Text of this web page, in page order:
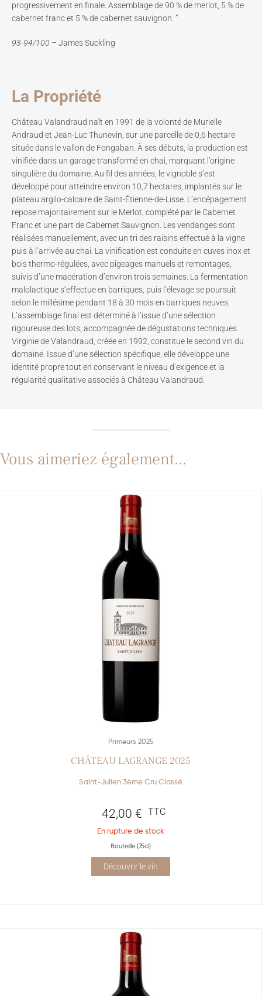
progressivement en finale. Assemblage de 90 % de merlot, 5 % de
cabernet franc et 5 % de cabernet sauvignon. ”
93-94/100 – James Suckling
La Propriété
Château Valandraud naît en 1991 de la volonté de Murielle
Andraud et Jean-Luc Thunevin, sur une parcelle de 0,6 hectare
située dans le vallon de Fongaban. À ses débuts, la production est
vinifiée dans un garage transformé en chai, marquant l’origine
singulière du domaine. Au fil des années, le vignoble s’est
développé pour atteindre environ 10,7 hectares, implantés sur le
plateau argilo-calcaire de Saint-Étienne-de-Lisse. L’encépagement
repose majoritairement sur le Merlot, complété par le Cabernet
Franc et une part de Cabernet Sauvignon. Les vendanges sont
réalisées manuellement, avec un tri des raisins effectué à la vigne
puis à l’arrivée au chai. La vinification est conduite en cuves inox et
bois thermo-régulées, avec pigeages manuels et remontages,
suivis d’une macération d’environ trois semaines. La fermentation
malolactique s’effectue en barriques, puis l’élevage se poursuit
selon le millésime pendant 18 à 30 mois en barriques neuves.
L’assemblage final est déterminé à l’issue d’une sélection
rigoureuse des lots, accompagnée de dégustations techniques.
Virginie de Valandraud, créée en 1992, constitue le second vin du
domaine. Issue d’une sélection spécifique, elle développe une
identité propre tout en conservant le niveau d’exigence et la
régularité qualitative associés à Château Valandraud.
Vous aimeriez également...
Primeurs 2025
CHÂTEAU LAGRANGE 2025
Saint-Julien 3ème Cru Classé
42,00 € TTC
En rupture de stock
Bouteille (75cl)
Découvrir le vin